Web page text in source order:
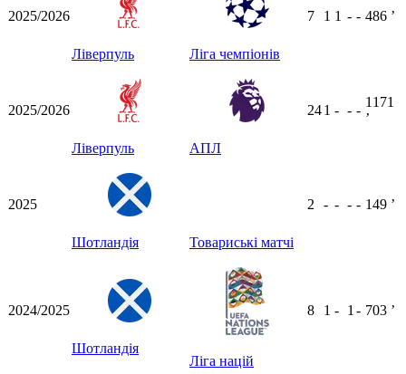
2025/2026
Ліверпуль Ліга чемпіонів
7 1 1 - - 486 ʼ
2025/2026
Ліверпуль АПЛ
241 - - -
1171
ʼ
2025
Шотландія Товариські матчі
2 - - - - 149 ʼ
2024/2025
Шотландія
Ліга націй
8 1 - 1 - 703 ʼ